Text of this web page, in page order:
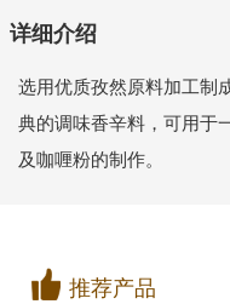
详细介绍
选用优质孜然原料加工制
典的调味香辛料，可用于
及咖喱粉的制作。
推荐产品